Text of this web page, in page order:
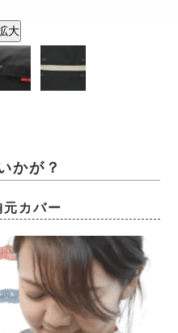
大
かが？
カバー